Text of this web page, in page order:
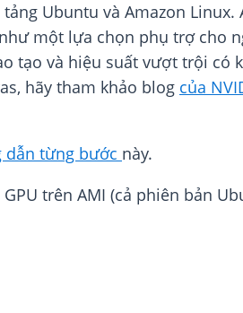
Ubuntu và Amazon
một lựa chọn phụ trợ cho
tạo và hiệu suất vượt trội có
hãy tham khảo blog của
dẫn từng bước này.
trên AMI (cả phiên bản